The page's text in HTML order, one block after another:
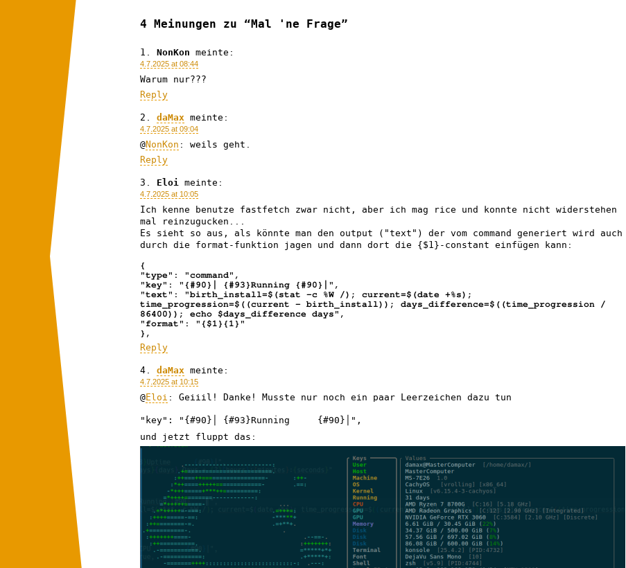
4 Meinungen zu “Mal 'ne Frage”
NonKon meinte:
4.7.2025 at 08:44
Warum nur???
Reply
daMax meinte:
4.7.2025 at 09:04
@NonKon : weils geht.
Reply
Eloi meinte:
4.7.2025 at 10:05
Ich kenne benutze fastfetch zwar nicht, aber ich mag rice und konnte nicht widerstehen
mal reinzugucken...
Es sieht so aus, als könnte man den output ("text") der vom command generiert wird auch
durch die format-funktion jagen und dann dort die {$1}-constant einfügen kann:
{
"type": "command",
"key": "{#90}│ {#93}Running {#90}│",
"text": "birth_install=$(stat -c %W /); current=$(date +%s);
time_progression=$((current - birth_install)); days_difference=$((time_progression /
86400)); echo $days_difference days",
"format": "{$1}{1}"
},
Reply
daMax meinte:
4.7.2025 at 10:15
@Eloi : Geiiil! Danke! Musste nur noch ein paar Leerzeichen dazu tun
"key": "{#90}│ {#93}Running     {#90}│",
und jetzt fluppt das: